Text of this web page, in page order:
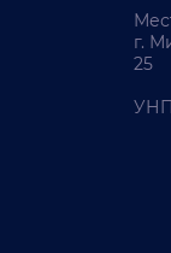
г.
25
УНП